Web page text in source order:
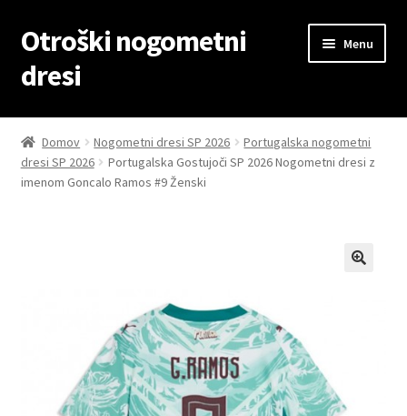
Skip
to
navigation
Skip
to
content
Otroški nogometni
dresi
Menu
Domov
Blog
Zaključek nakupa
Domov Nogometni dresi SP 2026
Portugalska nogometni
dresi SP 2026
Portugalska Gostujoči SP 2026 Nogometni dresi z
imenom Goncalo Ramos #9 Ženski